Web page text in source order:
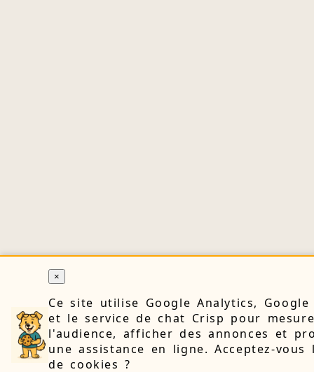
×
Ce site utilise Google Analytics, Google
et le service de chat Crisp pour
l'audience, afficher des annonces et
une assistance en ligne. Acceptez-vous
de cookies ?